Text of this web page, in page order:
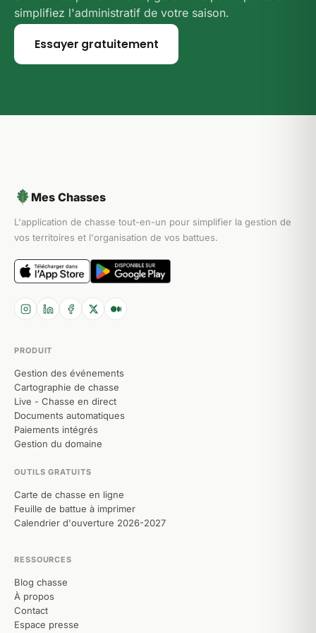
simplifiez l'administratif de votre saison.
Essayer gratuitement
Mes Chasses
L'application de chasse tout-en-un pour simplifier la gestion de
vos territoires et l'organisation de vos battues.
PRODUIT
Gestion des événements
Cartographie de chasse
Live - Chasse en direct
Documents automatiques
Paiements intégrés
Gestion du domaine
OUTILS GRATUITS
Carte de chasse en ligne
Feuille de battue à imprimer
Calendrier d'ouverture 2026-2027
RESSOURCES
Blog chasse
À propos
Contact
Espace presse